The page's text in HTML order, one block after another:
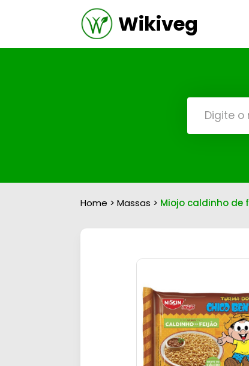
Wikiveg
Home >Massas > Miojo caldinho de